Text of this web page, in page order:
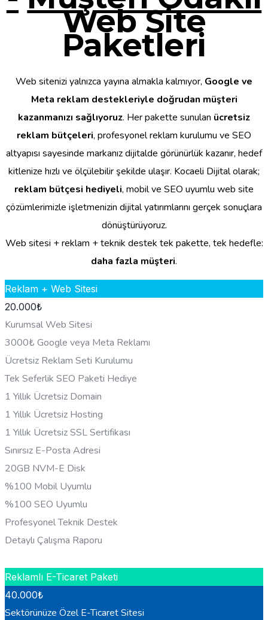
Web Site
Paketleri
Web sitenizi yalnızca yayına almakla kalmıyor, Google ve
Meta reklam destekleriyle doğrudan müşteri
kazanmanızı sağlıyoruz. Her pakette sunulan ücretsiz
reklam bütçeleri, profesyonel reklam kurulumu ve SEO
altyapısı sayesinde markanız dijitalde görünürlük kazanır, hedef
kitlenize hızlı ve ölçülebilir şekilde ulaşır. Kocaeli Dijital olarak;
reklam bütçesi hediyeli, mobil ve SEO uyumlu web site
çözümlerimizle işletmenizin dijital yatırımlarını gerçek sonuçlara
dönüştürüyoruz.
Web sitesi + reklam + teknik destek tek pakette, tek hedefle:
daha fazla müşteri.
Reklam + Web Sitesi
20.000₺
Kurumsal Web Sitesi
3000₺ Google veya Meta Reklamı
Ücretsiz Reklam Seti Kurulumu
Tek Seferlik SEO Paketi Hediye
1 Yıllık Ücretsiz Domain
1 Yıllık Ücretsiz Hosting
1 Yıllık Ücretsiz SSL Sertifikası
Sınırsız E-Posta Adresi
20GB NVM-E Disk
%100 Mobil Uyumlu
%100 SEO Uyumlu
Profesyonel Teknik Destek
Detaylı Çalışma Raporu
Reklamlı E-Ticaret Paketi
40.000₺
Sektörünüze Özel E-Ticaret Sitesi